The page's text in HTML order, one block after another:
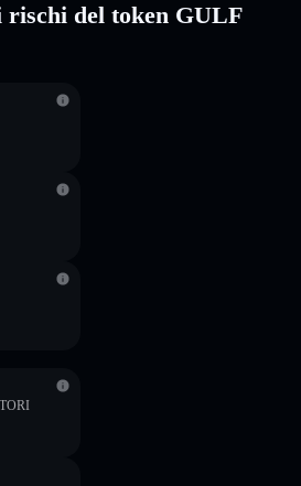
rischi del token GULF